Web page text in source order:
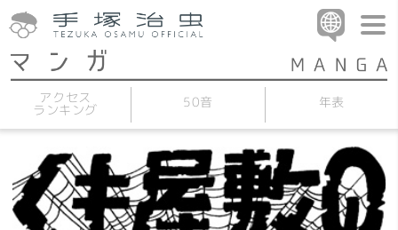
アクセス
ランキング 50音 年表